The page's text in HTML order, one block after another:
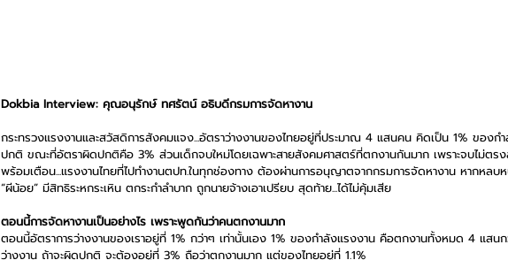
Dokbia Interview: คุณอนุรักษ์ ทศรัตน์ อธิบดีกรมการจัดหางาน
กระทรวงแรงงานและสวัสดิการสังคมแจง...อัตราว่างงานของไทยอยู่ที่ประมาณ 4 แสนคน คิดเป็น 1% ของก
ปกติ ขณะที่อัตราผิดปกติคือ 3% ส่วนเด็กจบใหม่โดยเฉพาะสายสังคมศาสตร์ที่ตกงานกันมาก เพราะจบไม่ตร
พร้อมเตือน...แรงงานไทยที่ไปทำงานตปท.ในทุกช่องทาง ต้องผ่านการอนุญาตจากกรมการจัดหางาน หากหลบ
“ผีน้อย” มีสิทธิระหกระเหิน ตกระกำลำบาก ถูกนายจ้างเอาเปรียบ สุดท้าย...ได้ไม่คุ้มเสีย
ตอนนี้การจัดหางานเป็นอย่างไร เพราะพูดกันว่าคนตกงานมาก
ตอนนี้อัตราการว่างงานของเราอยู่ที่ 1% กว่าๆ เท่านั้นเอง 1% ของกำลังแรงงาน คือตกงานทั้งหมด 4 แสน
ว่างงาน ถ้าจะผิดปกติ จะต้องอยู่ที่ 3% ถือว่าตกงานมาก แต่ของไทยอยู่ที่ 1.1%